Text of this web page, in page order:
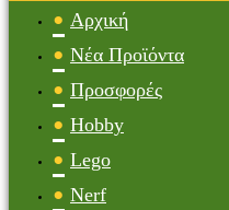
Αρχική
Νέα Προϊόντα
Προσφορές
Hobby
Lego
Nerf